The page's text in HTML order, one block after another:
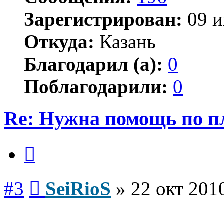
Зарегистрирован: 09
Откуда: Казань
Благодарил (а): 0
Поблагодарили: 0
Re: Нужна помощь по
#3 SeiRioS » 22 окт